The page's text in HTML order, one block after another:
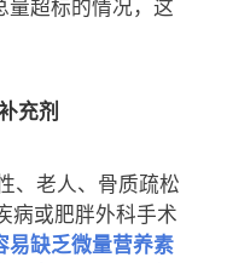
量超标的情况，这
充剂
、老人、骨质疏松
病或肥胖外科手术
易缺乏微量营养素